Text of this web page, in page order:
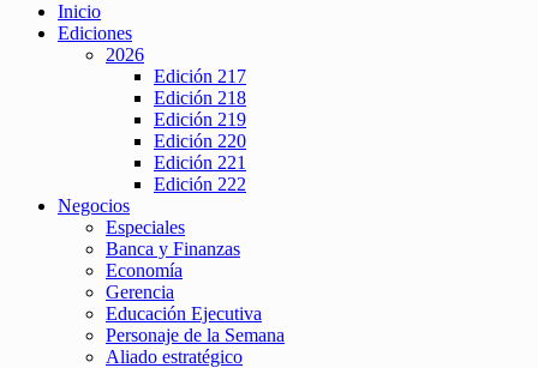
Inicio
Ediciones
2026
Edición 217
Edición 218
Edición 219
Edición 220
Edición 221
Edición 222
Negocios
Especiales
Banca y Finanzas
Economía
Gerencia
Educación Ejecutiva
Personaje de la Semana
Aliado estratégico